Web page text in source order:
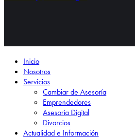
Inicio
Nosotros
Servicios
Cambiar de Asesoría
Emprendedores
Asesoría Digital
Divorcios
Actualidad e Información